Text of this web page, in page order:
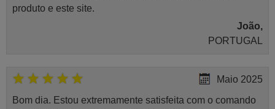
produto e este site.
João,
PORTUGAL
Maio 2025
Bom dia. Estou extremamente satisfeita com o comando